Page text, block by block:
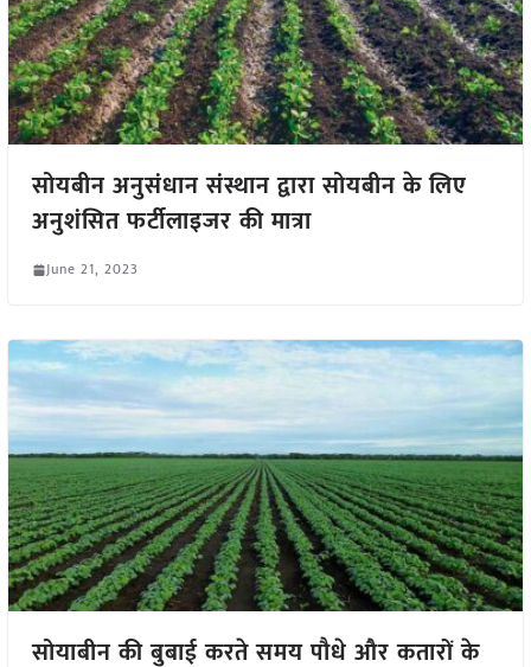
सोयबीन अनुसंधान संस्थान द्वारा सोयबीन के लिए
अनुशंसित फर्टीलाइजर की मात्रा
June 21, 2023
सोयाबीन की बुबाई करते समय पौधे और कतारों के